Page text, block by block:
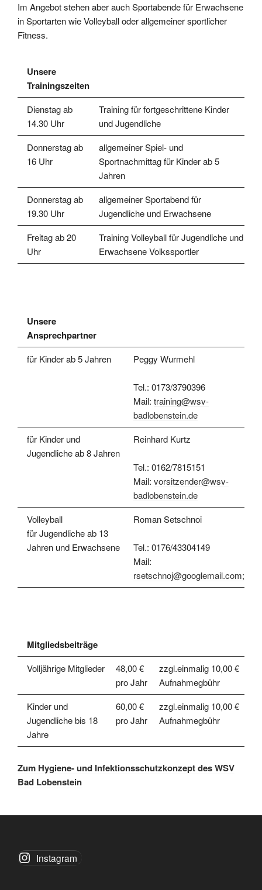
Im Angebot stehen aber auch Sportabende für Erwachsene
in Sportarten wie Volleyball oder allgemeiner sportlicher
Fitness.
Unsere
Trainingszeiten
Dienstag ab
14.30 Uhr
Training für fortgeschrittene Kinder
und Jugendliche
Donnerstag ab
16 Uhr
allgemeiner Spiel- und
Sportnachmittag für Kinder ab 5
Jahren
Donnerstag ab
19.30 Uhr
allgemeiner Sportabend für
Jugendliche und Erwachsene
Freitag ab 20
Uhr
Training Volleyball für Jugendliche und
Erwachsene Volkssportler
Unsere
Ansprechpartner
für Kinder ab 5 Jahren Peggy Wurmehl
Tel.: 0173/3790396
Mail: training@wsv-
badlobenstein.de
für Kinder und
Jugendliche ab 8 Jahren
Reinhard Kurtz
Tel.: 0162/7815151
Mail: vorsitzender@wsv-
badlobenstein.de
Volleyball
für Jugendliche ab 13
Jahren und Erwachsene
Roman Setschnoi
Tel.: 0176/43304149
Mail:
rsetschnoj@googlemail.com;
Mitgliedsbeiträge
Volljährige Mitglieder
48,00 €
pro Jahr
zzgl.einmalig 10,00 €
Aufnahmegbühr
Kinder und
Jugendliche bis 18
Jahre
60,00 €
pro Jahr
zzgl.einmalig 10,00 €
Aufnahmegbühr
Zum Hygiene- und Infektionsschutzkonzept des WSV
Bad Lobenstein
Instagram